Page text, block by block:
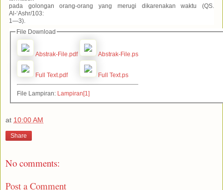
pada golongan orang-orang yang merugi dikarenakan waktu (QS.
Al-‘Ashr/103:
1—3).
File Download
Abstrak-File.pdf Abstrak-File.ps
Full Text.pdf Full Text.ps
File Lampiran: Lampiran[1]
at 10:00 AM
Share
No comments:
Post a Comment